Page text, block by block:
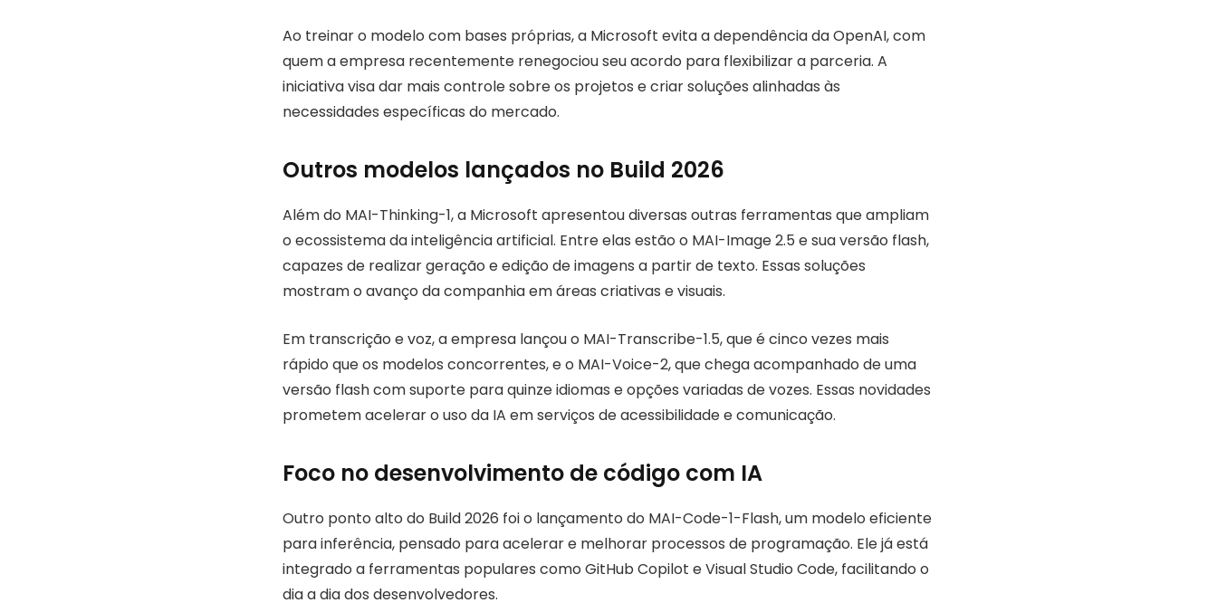
Ao treinar o modelo com bases próprias, a Microsoft evita a dependência da OpenAI, com
quem a empresa recentemente renegociou seu acordo para flexibilizar a parceria. A
iniciativa visa dar mais controle sobre os projetos e criar soluções alinhadas às
necessidades específicas do mercado.
Outros modelos lançados no Build 2026
Além do MAI-Thinking-1, a Microsoft apresentou diversas outras ferramentas que ampliam
o ecossistema da inteligência artificial. Entre elas estão o MAI-Image 2.5 e sua versão flash,
capazes de realizar geração e edição de imagens a partir de texto. Essas soluções
mostram o avanço da companhia em áreas criativas e visuais.
Em transcrição e voz, a empresa lançou o MAI-Transcribe-1.5, que é cinco vezes mais
rápido que os modelos concorrentes, e o MAI-Voice-2, que chega acompanhado de uma
versão flash com suporte para quinze idiomas e opções variadas de vozes. Essas novidades
prometem acelerar o uso da IA em serviços de acessibilidade e comunicação.
Foco no desenvolvimento de código com IA
Outro ponto alto do Build 2026 foi o lançamento do MAI-Code-1-Flash, um modelo eficiente
para inferência, pensado para acelerar e melhorar processos de programação. Ele já está
integrado a ferramentas populares como GitHub Copilot e Visual Studio Code, facilitando o
dia a dia dos desenvolvedores.